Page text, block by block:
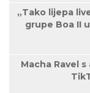
„Tako lijepa
grupe Boa II
Macha Ravel